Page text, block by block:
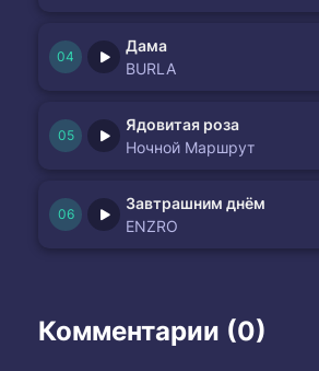
Дама
BURLA
Ядовитая роза
Ночной Маршрут
Завтрашним днём
ENZRO
Комментарии (0)